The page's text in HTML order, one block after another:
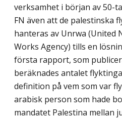
verksamhet i början av 50-
FN även att de palestinska
hanteras av Unrwa (United
Works Agency) tills en
första rapport, som
beräknades antalet
definition på vem som var
arabisk person som hade
mandatet Palestina mellan